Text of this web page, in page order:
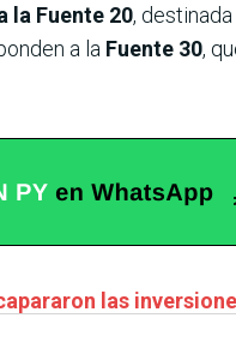
la Fuente 20,
a la Fuente 30,
las